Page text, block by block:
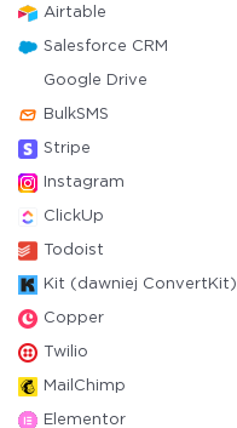
Airtable
Salesforce CRM
Google Drive
BulkSMS
Stripe
Instagram
ClickUp
Todoist
Kit (dawniej ConvertKit)
Copper
Twilio
MailChimp
Elementor